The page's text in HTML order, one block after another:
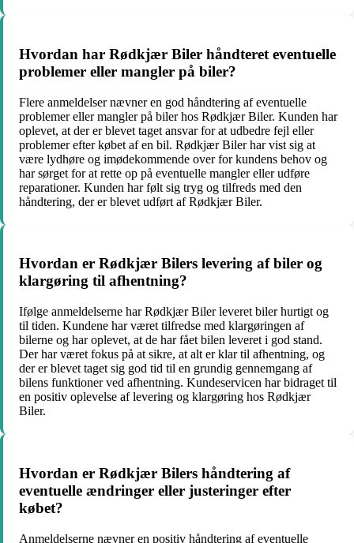
Hvordan har Rødkjær Biler håndteret eventuelle
problemer eller mangler på biler?
Flere anmeldelser nævner en god håndtering af eventuelle
problemer eller mangler på biler hos Rødkjær Biler. Kunden har
oplevet, at der er blevet taget ansvar for at udbedre fejl eller
problemer efter købet af en bil. Rødkjær Biler har vist sig at
være lydhøre og imødekommende over for kundens behov og
har sørget for at rette op på eventuelle mangler eller udføre
reparationer. Kunden har følt sig tryg og tilfreds med den
håndtering, der er blevet udført af Rødkjær Biler.
Hvordan er Rødkjær Bilers levering af biler og
klargøring til afhentning?
Ifølge anmeldelserne har Rødkjær Biler leveret biler hurtigt og
til tiden. Kundene har været tilfredse med klargøringen af
bilerne og har oplevet, at de har fået bilen leveret i god stand.
Der har været fokus på at sikre, at alt er klar til afhentning, og
der er blevet taget sig god tid til en grundig gennemgang af
bilens funktioner ved afhentning. Kundeservicen har bidraget til
en positiv oplevelse af levering og klargøring hos Rødkjær
Biler.
Hvordan er Rødkjær Bilers håndtering af
eventuelle ændringer eller justeringer efter
købet?
Anmeldelserne nævner en positiv håndtering af eventuelle